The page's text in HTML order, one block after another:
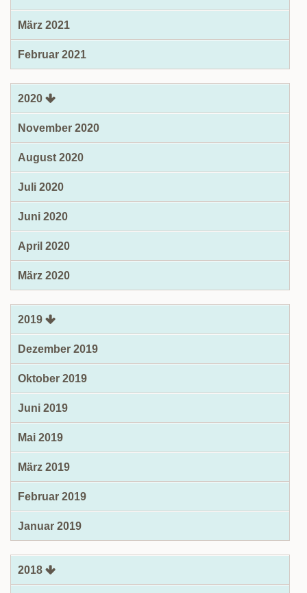
März 2021
Februar 2021
2020
November 2020
August 2020
Juli 2020
Juni 2020
April 2020
März 2020
2019
Dezember 2019
Oktober 2019
Juni 2019
Mai 2019
März 2019
Februar 2019
Januar 2019
2018